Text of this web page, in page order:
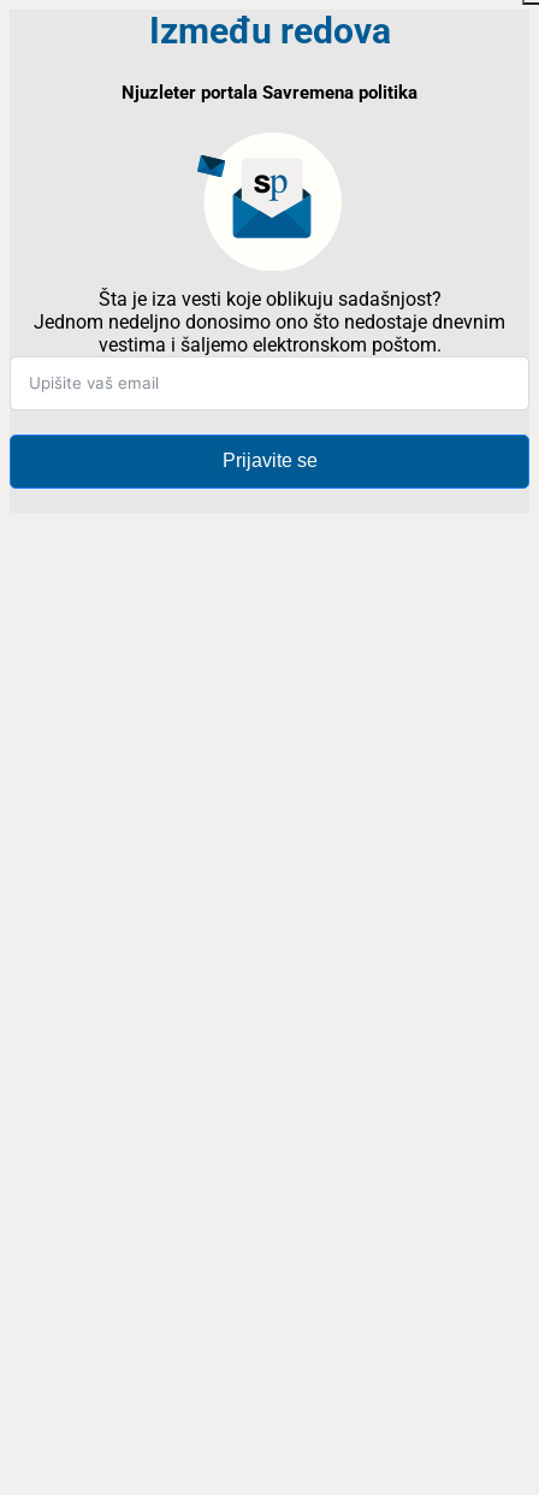
Između redova
Njuzleter portala Savremena politika
Šta je iza vesti koje oblikuju sadašnjost?
Jednom nedeljno donosimo ono što nedostaje dnevnim
vestima i šaljemo elektronskom poštom.
Prijavite se